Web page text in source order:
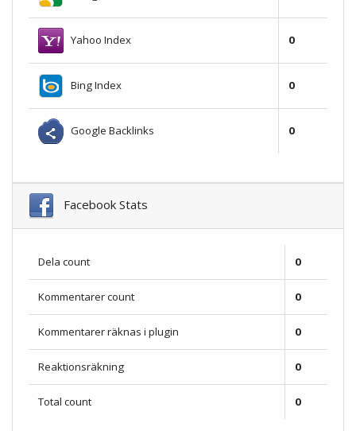
Yahoo Index 0
Bing Index 0
Google Backlinks 0
Facebook Stats
Dela count 0
Kommentarer count 0
Kommentarer räknas i plugin 0
Reaktionsräkning 0
Total count 0